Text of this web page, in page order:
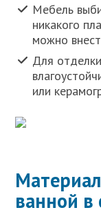
Мебель
никакого
можно
Для
или
ванной в